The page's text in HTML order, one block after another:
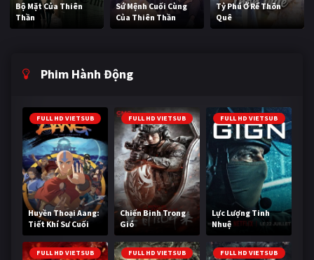
Bộ Mặt Của Thiên
Thần
Sứ Mệnh Cuối Cùng
Của Thiên Thần
Tỷ Phú Ở Rể Thôn
Quê
Phim Hành Động
FULL HD VIETSUB
Huyền Thoại Aang:
Tiết Khí Sư Cuối
Cùng
FULL HD VIETSUB
Chiến Binh Trong
Gió
FULL HD VIETSUB
Lực Lượng Tinh
Nhuệ
FULL HD VIETSUB FULL HD VIETSUB FULL HD VIETSUB